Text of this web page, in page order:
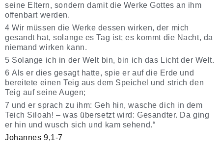
seine Eltern, sondern damit die Werke Gottes an ihm
offenbart werden.
4 Wir müssen die Werke dessen wirken, der mich
gesandt hat, solange es Tag ist; es kommt die Nacht, da
niemand wirken kann.
5 Solange ich in der Welt bin, bin ich das Licht der Welt.
6 Als er dies gesagt hatte, spie er auf die Erde und
bereitete einen Teig aus dem Speichel und strich den
Teig auf seine Augen;
7 und er sprach zu ihm: Geh hin, wasche dich in dem
Teich Siloah! – was übersetzt wird: Gesandter. Da ging
er hin und wusch sich und kam sehend.“
Johannes 9,1-7